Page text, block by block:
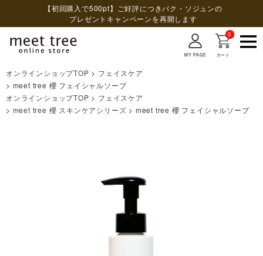
【初回購入で500pt】ご好評につきパク・ソジュンの
プレゼントキャンペーンを再開します
MY PAGE
0
カート
オンラインショップTOP
フェイスケア
meet tree 櫻 フェイシャルソープ
オンラインショップTOP
フェイスケア
meet tree 櫻 スキンケアシリーズ
meet tree 櫻 フェイシャルソープ